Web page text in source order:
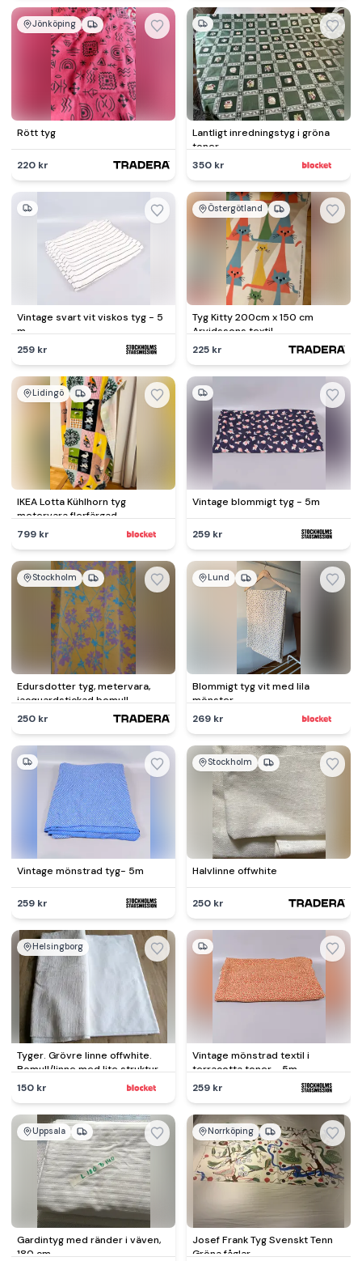
Jönköping
Rött tyg
220 kr
Lantligt inredningstyg i gröna
toner
350 kr
Vintage svart vit viskos tyg - 5
m
259 kr
Östergötland
Tyg Kitty 200cm x 150 cm
Arvidssons textil
225 kr
Lidingö
IKEA Lotta Kühlhorn tyg
metervara flerfärgad
799 kr
Vintage blommigt tyg - 5m
259 kr
Stockholm
Edursdotter tyg, metervara,
jacquardstickad bomull
250 kr
Lund
Blommigt tyg vit med lila
mönster
269 kr
Vintage mönstrad tyg- 5m
259 kr
Stockholm
Halvlinne offwhite
250 kr
Helsingborg
Tyger. Grövre linne offwhite.
Bomull/linne med lite struktur.
150 kr
Vintage mönstrad textil i
terracotta toner - 5m
259 kr
Uppsala
Gardintyg med ränder i väven,
180 cm
Norrköping
Josef Frank Tyg Svenskt Tenn
Gröna fåglar